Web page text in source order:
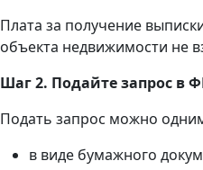
Плата за получение
объекта недвижимости не
Шаг 2. Подайте запрос в
Подать запрос можно
в виде бумажного